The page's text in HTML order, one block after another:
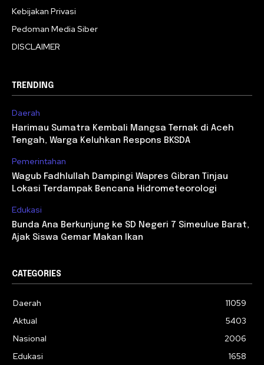
Kebijakan Privasi
Pedoman Media Siber
DISCLAIMER
TRENDING
Daerah
Harimau Sumatra Kembali Mangsa Ternak di Aceh
Tengah, Warga Keluhkan Respons BKSDA
Pemerintahan
Wagub Fadhlullah Dampingi Wapres Gibran Tinjau
Lokasi Terdampak Bencana Hidrometeorologi
Edukasi
Bunda Ana Berkunjung ke SD Negeri 7 Simeulue Barat,
Ajak Siswa Gemar Makan Ikan
CATEGORIES
Daerah
11059
Aktual
5403
Nasional
2006
Edukasi
1658